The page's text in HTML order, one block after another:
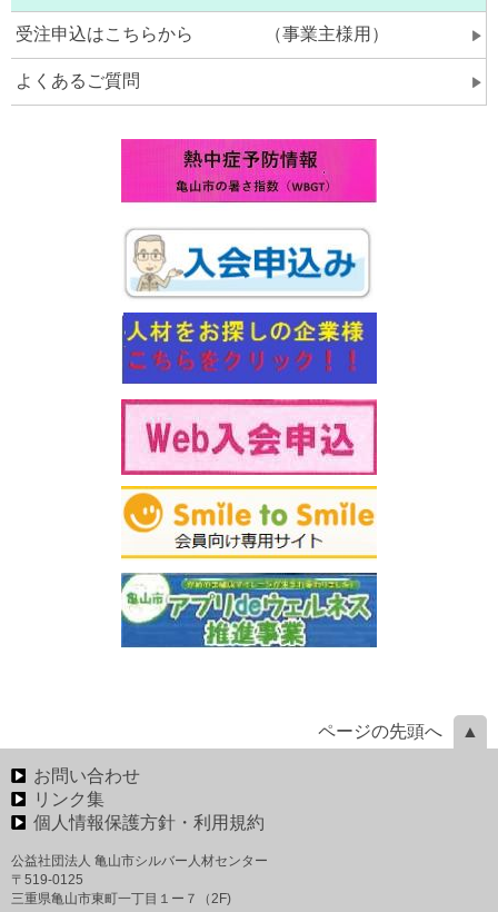
受注申込はこちらから （事業主様用）
よくあるご質問
ページの先頭へ
お問い合わせ
リンク集
個人情報保護方針・利用規約
公益社団法人 亀山市シルバー人材センター
〒519-0125
三重県亀山市東町一丁目１ー７（2F)